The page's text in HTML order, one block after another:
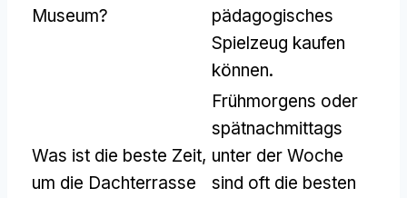
Museum?
pädagogisches
Spielzeug kaufen
können.
Was ist die beste Zeit,
um die Dachterrasse
Frühmorgens oder
spätnachmittags
unter der Woche
sind oft die besten